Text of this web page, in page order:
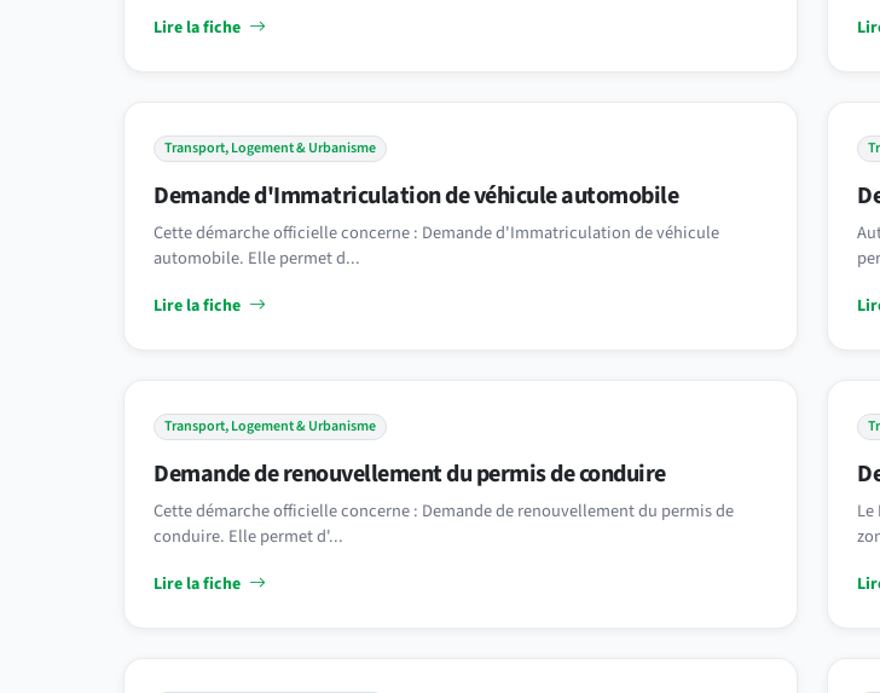
Lire la fiche
Transport, Logement & Urbanisme
Demande d'Immatriculation de véhicule automobile
Cette démarche officielle concerne : Demande d'Immatriculation de véhicule
automobile. Elle permet d...
Lire la fiche
Transport, Logement & Urbanisme
Demande de renouvellement du permis de conduire
Cette démarche officielle concerne : Demande de renouvellement du permis de
conduire. Elle permet d'...
Lire la fiche